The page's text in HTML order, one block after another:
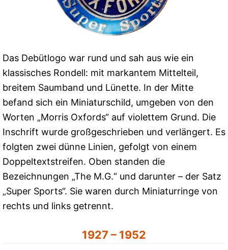
Das Debütlogo war rund und sah aus wie ein
klassisches Rondell: mit markantem Mittelteil,
breitem Saumband und Lünette. In der Mitte
befand sich ein Miniaturschild, umgeben von den
Worten „Morris Oxfords“ auf violettem Grund. Die
Inschrift wurde großgeschrieben und verlängert. Es
folgten zwei dünne Linien, gefolgt von einem
Doppeltextstreifen. Oben standen die
Bezeichnungen „The M.G.“ und darunter – der Satz
„Super Sports“. Sie waren durch Miniaturringe von
rechts und links getrennt.
1927 – 1952